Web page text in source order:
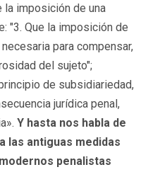
imposición de una
"3. Que la imposición de
para compensar,
del sujeto";
de subsidiariedad,
jurídica penal,
Y hasta nos habla de
las antiguas medidas
penalistas